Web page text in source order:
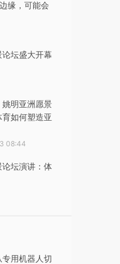
缘，可能会
坛盛大开幕
姚明亚洲愿景
如何塑造亚
08:44
坛演讲：体
用机器人切